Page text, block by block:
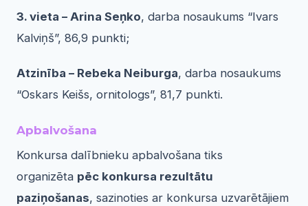
3. vieta – Arina Seņko, darba nosaukums “Ivars
Kalviņš”, 86,9 punkti;
Atzinība – Rebeka Neiburga, darba nosaukums
“Oskars Keišs, ornitologs”, 81,7 punkti.
Apbalvošana
Konkursa dalībnieku apbalvošana tiks
organizēta pēc konkursa rezultātu
paziņošanas, sazinoties ar konkursa uzvarētājiem